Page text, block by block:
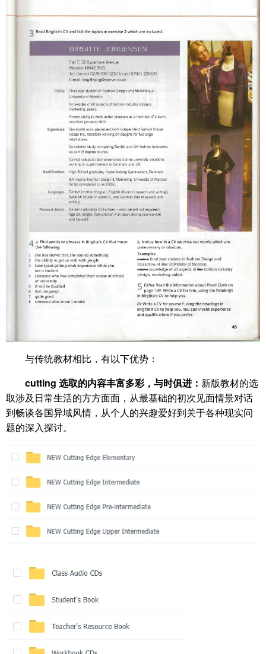
与传统教材相比，有以下优势：
cutting 选取的内容丰富多彩，与时俱进： 新版教材的选
取涉及日常生活的方方面面，从最基础的初次见面情景对话
到畅谈各国异域风情，从个人的兴趣爱好到关于各种现实问
题的深入探讨。